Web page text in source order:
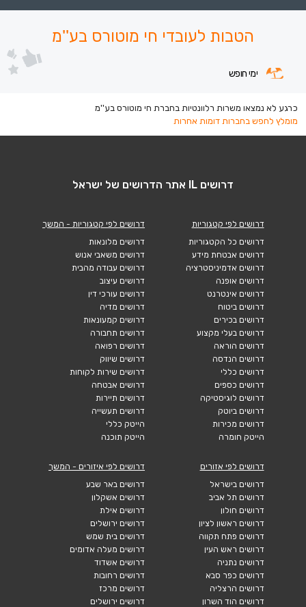
הטבות לעובדי חי מוטורס בע''מ
ימי חופש
כרגע לא נמצאו משרות רלוונטיות בחברת חי מוטורס בע''מ
מומלץ לחפש בחברות דומות אחרות
דרושים IL אתר הדרושים של ישראל
דרושים לפי קטגוריות
דרושים כל הקטגוריות
דרושים אבטחת מידע
דרושים אדמיניסטרציה
דרושים אופנה
דרושים אינטרנט
דרושים ביטוח
דרושים בכירים
דרושים בעלי מקצוע
דרושים הוראה
דרושים הנדסה
דרושים כללי
דרושים כספים
דרושים לוגיסטיקה
דרושים ביוטק
דרושים מכירות
הייטק חומרה
דרושים לפי קטגוריות - המשך
דרושים מלונאות
דרושים משאבי אנוש
דרושים עבודה מהבית
דרושים עיצוב
דרושים עורכי דין
דרושים מדיה
דרושים קמעונאות
דרושים תחבורה
דרושים רפואה
דרושים שיווק
דרושים שירות לקוחות
דרושים אבטחה
דרושים תיירות
דרושים תעשייה
הייטק כללי
הייטק תוכנה
דרושים לפי אזורים
דרושים בישראל
דרושים תל אביב
דרושים חולון
דרושים ראשון לציון
דרושים פתח תקווה
דרושים ראש העין
דרושים נתניה
דרושים כפר סבא
דרושים הרצליה
דרושים הוד השרון
דרושים לפי איזורים - המשך
דרושים באר שבע
דרושים אשקלון
דרושים אילת
דרושים ירושלים
דרושים בית שמש
דרושים מעלה אדומים
דרושים אשדוד
דרושים רחובות
דרושים מרכז
דרושים ירושלים